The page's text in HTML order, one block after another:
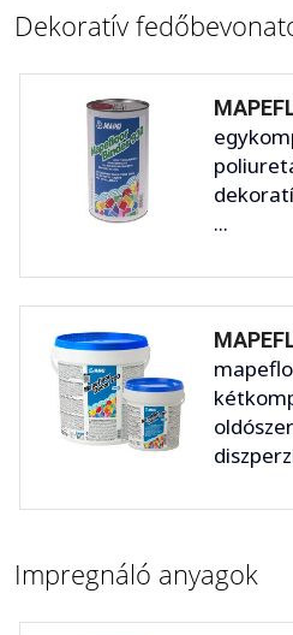
Dekoratív
...
Impregnáló anyagok